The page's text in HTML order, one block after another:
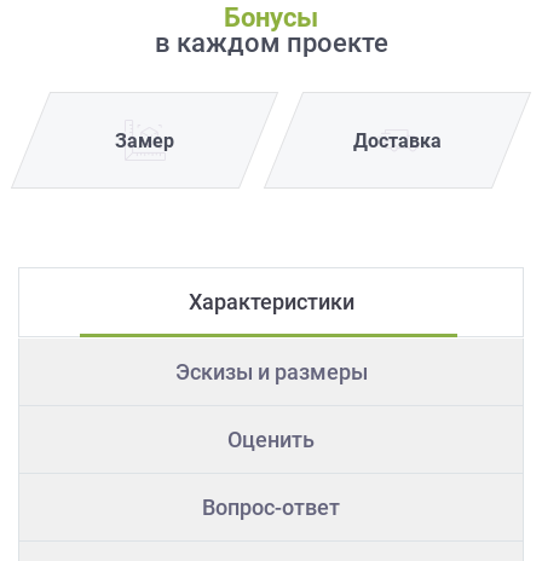
Бонусы
в каждом проекте
Замер Доставка
Характеристики
Эскизы и размеры
Оценить
Вопрос-ответ